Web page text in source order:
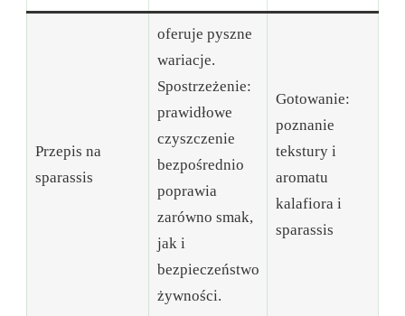
Przepis na
sparassis
oferuje pyszne
wariacje.
Spostrzeżenie:
prawidłowe
czyszczenie
bezpośrednio
poprawia
zarówno smak,
jak i
bezpieczeństwo
żywności.
Gotowanie:
poznanie
tekstury i
aromatu
kalafiora i
sparassis